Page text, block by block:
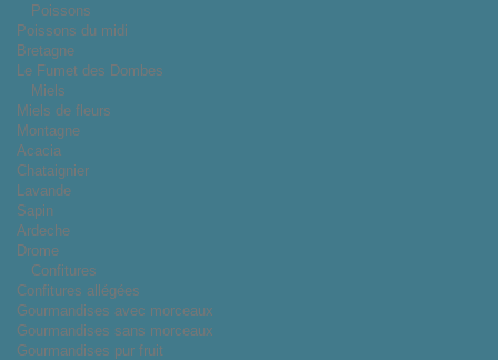
Poissons
Poissons du midi
Bretagne
Le Fumet des Dombes
Miels
Miels de fleurs
Montagne
Acacia
Chataignier
Lavande
Sapin
Ardeche
Drome
Confitures
Confitures allégées
Gourmandises avec morceaux
Gourmandises sans morceaux
Gourmandises pur fruit